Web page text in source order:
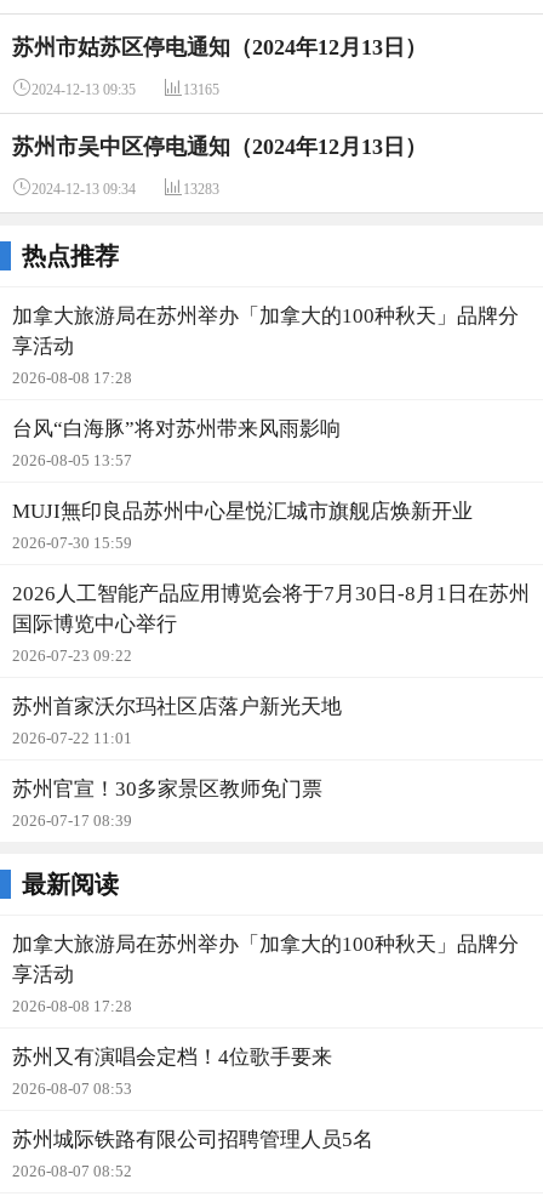
苏州市姑苏区停电通知（2024年12月13日）
2024-12-13 09:35  13165
苏州市吴中区停电通知（2024年12月13日）
2024-12-13 09:34  13283
热点推荐
加拿大旅游局在苏州举办「加拿大的100种秋天」品牌分
享活动
2026-08-08 17:28
台风“白海豚”将对苏州带来风雨影响
2026-08-05 13:57
MUJI無印良品苏州中心星悦汇城市旗舰店焕新开业
2026-07-30 15:59
2026人工智能产品应用博览会将于7月30日-8月1日在苏州
国际博览中心举行
2026-07-23 09:22
苏州首家沃尔玛社区店落户新光天地
2026-07-22 11:01
苏州官宣！30多家景区教师免门票
2026-07-17 08:39
最新阅读
加拿大旅游局在苏州举办「加拿大的100种秋天」品牌分
享活动
2026-08-08 17:28
苏州又有演唱会定档！4位歌手要来
2026-08-07 08:53
苏州城际铁路有限公司招聘管理人员5名
2026-08-07 08:52